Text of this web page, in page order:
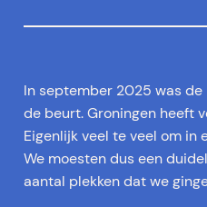
In september 2025 was
de beurt. Groningen heeft
Eigenlijk veel te veel om in
We moesten dus een
aantal plekken dat we